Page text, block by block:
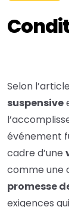
Selon
suspensive
événement
cadre d’une
comme une
promesse
exigences